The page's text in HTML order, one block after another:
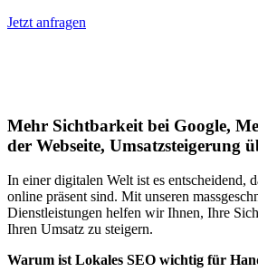
Jetzt anfragen
Mehr Sichtbarkeit bei Google,
der Webseite, Umsatzsteigerung
In einer digitalen Welt ist es entscheidend,
online präsent sind. Mit unseren
Dienstleistungen helfen wir Ihnen, Ihre
Ihren Umsatz zu steigern.
Warum ist Lokales SEO wichtig für